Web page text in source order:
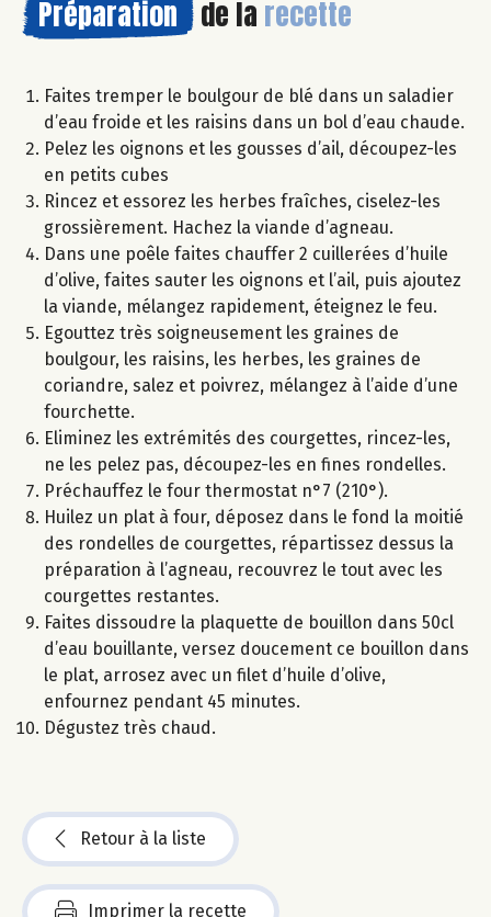
Préparation de la recette
Faites tremper le boulgour de blé dans un saladier
d’eau froide et les raisins dans un bol d’eau chaude.
Pelez les oignons et les gousses d’ail, découpez-les
en petits cubes
Rincez et essorez les herbes fraîches, ciselez-les
grossièrement. Hachez la viande d’agneau.
Dans une poêle faites chauffer 2 cuillerées d’huile
d’olive, faites sauter les oignons et l’ail, puis ajoutez
la viande, mélangez rapidement, éteignez le feu.
Egouttez très soigneusement les graines de
boulgour, les raisins, les herbes, les graines de
coriandre, salez et poivrez, mélangez à l’aide d’une
fourchette.
Eliminez les extrémités des courgettes, rincez-les,
ne les pelez pas, découpez-les en fines rondelles.
Préchauffez le four thermostat n°7 (210°).
Huilez un plat à four, déposez dans le fond la moitié
des rondelles de courgettes, répartissez dessus la
préparation à l’agneau, recouvrez le tout avec les
courgettes restantes.
Faites dissoudre la plaquette de bouillon dans 50cl
d’eau bouillante, versez doucement ce bouillon dans
le plat, arrosez avec un filet d’huile d’olive,
enfournez pendant 45 minutes.
Dégustez très chaud.
Retour à la liste
Imprimer la recette